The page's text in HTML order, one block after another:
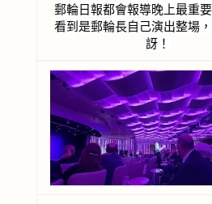
郵輪日報都會報導晚上最重
看到是郵輪長自己演出整場
訝！